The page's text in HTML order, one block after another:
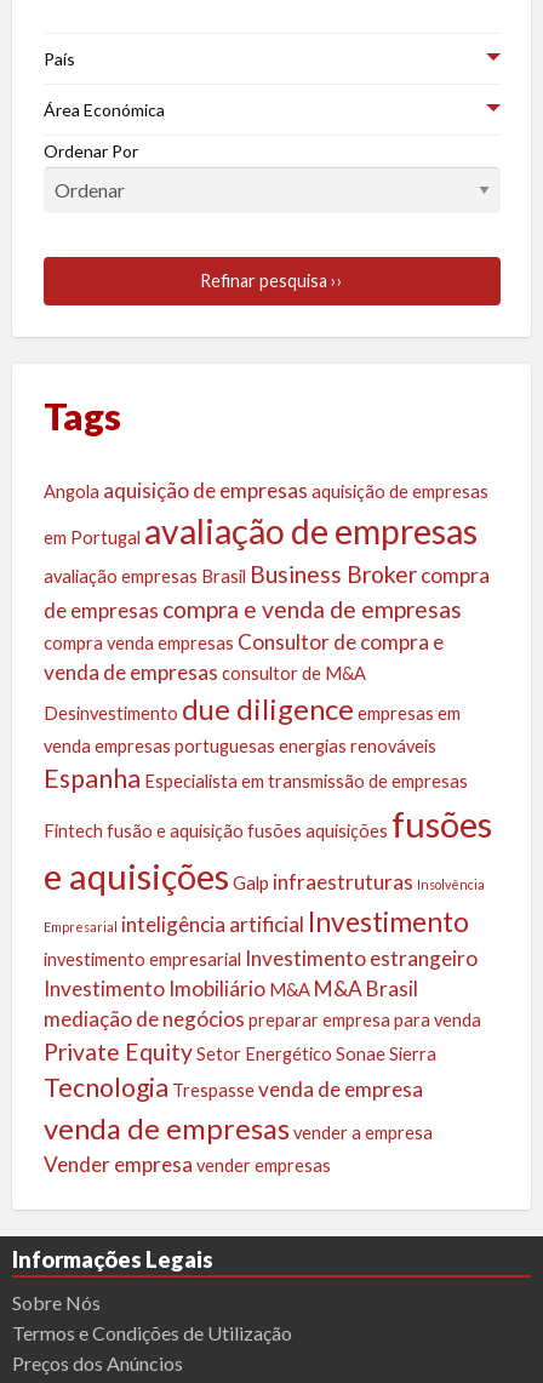
País
Área Económica
Ordenar Por
Refinar pesquisa ››
Tags
Angola aquisição de empresas aquisição de empresas
em Portugal avaliação de empresas
avaliação empresas Brasil Business Broker compra
de empresas compra e venda de empresas
compra venda empresas Consultor de compra e
venda de empresas consultor de M&A
Desinvestimento due diligence empresas em
venda empresas portuguesas energias renováveis
Espanha Especialista em transmissão de empresas
Fintech fusão e aquisição fusões aquisições fusões
e aquisições Galp infraestruturas Insolvência
Empresarial inteligência artificial Investimento
investimento empresarial Investimento estrangeiro
Investimento Imobiliário M&A M&A Brasil
mediação de negócios preparar empresa para venda
Private Equity Setor Energético Sonae Sierra
Tecnologia Trespasse venda de empresa
venda de empresas vender a empresa
Vender empresa vender empresas
Informações Legais
Sobre Nós
Termos e Condições de Utilização
Preços dos Anúncios